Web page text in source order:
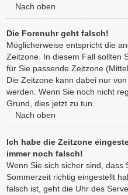
Nach oben
Die Forenuhr geht falsch!
Möglicherweise entspricht die
Zeitzone. In diesem Fall sollten
für Sie passende Zeitzone
Die Zeitzone kann dabei nur
werden. Wenn Sie noch nicht
Grund, dies jetzt zu tun.
Nach oben
Ich habe die Zeitzone
immer noch falsch!
Wenn Sie sich sicher sind, dass
Sommerzeit richtig eingestellt
falsch ist, geht die Uhr des